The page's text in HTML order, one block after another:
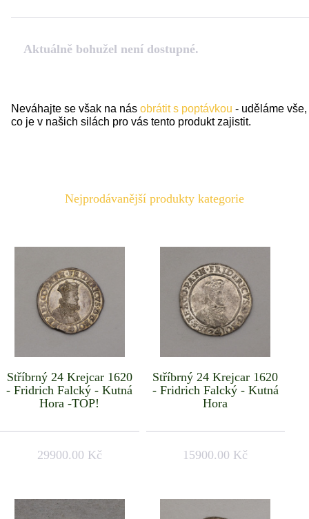
Aktuálně bohužel není dostupné.
Neváhajte se však na nás obrátit s poptávkou - uděláme vše,
co je v našich silách pro vás tento produkt zajistit.
Nejprodávanější produkty kategorie
Stříbrný 24 Krejcar 1620
- Fridrich Falcký - Kutná
Hora -TOP!
29900.00 Kč
Stříbrný 24 Krejcar 1620
- Fridrich Falcký - Kutná
Hora
15900.00 Kč